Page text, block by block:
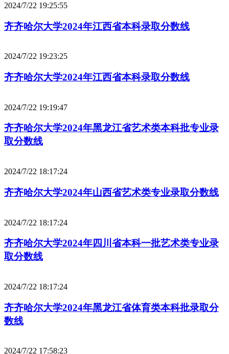
2024/7/22 19:25:55
齐齐哈尔大学2024年江西省本科录取分数线
2024/7/22 19:23:25
齐齐哈尔大学2024年江西省本科录取分数线
2024/7/22 19:19:47
齐齐哈尔大学2024年黑龙江省艺术类本科批专业录
取分数线
2024/7/22 18:17:24
齐齐哈尔大学2024年山西省艺术类专业录取分数线
2024/7/22 18:17:24
齐齐哈尔大学2024年四川省本科一批艺术类专业录
取分数线
2024/7/22 18:17:24
齐齐哈尔大学2024年黑龙江省体育类本科批录取分
数线
2024/7/22 17:58:23